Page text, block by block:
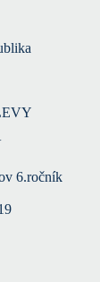
6.ročník